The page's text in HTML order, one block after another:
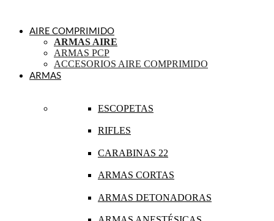
AIRE COMPRIMIDO
ARMAS AIRE
ARMAS PCP
ACCESORIOS AIRE COMPRIMIDO
ARMAS
ESCOPETAS
RIFLES
CARABINAS 22
ARMAS CORTAS
ARMAS DETONADORAS